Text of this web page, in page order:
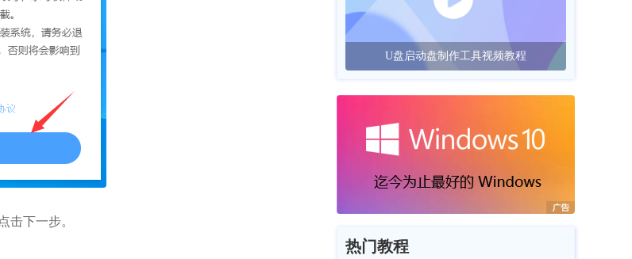
下一步。
U盘启动盘制作工具视频教程
热门教程